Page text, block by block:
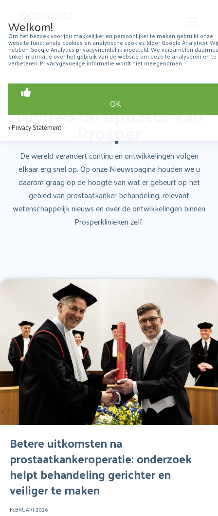
Welkom!
Om het bezoek voor jou makkelijker en persoonlijker te maken gebruikt onze
website functionele cookies en analytische cookies (door Google Analytics). Wij
hebben Google Analytics privacyvriendelijk ingesteld. We verzamelen
enkel informatie over het gebruik van de website om deze te analyseren en te
verbeteren. Privacygevoelige informatie wordt niet meegenomen.
OK
> Privacy Statement
Over Prosper
Patiëntervaringen
Resultaten
Nieuws
Contact
Zoeken
naar:
Home→AI en prostaatkanker
Nieuws en updates van
Prosper
De wereld verandert continu en ontwikkelingen volgen
elkaar erg snel op. Op onze Nieuwspagina houden we u
daarom graag op de hoogte van wat er gebeurt op het
gebied van prostaatkanker behandeling, relevant
wetenschappelijk nieuws en over de ontwikkelingen binnen
Prosperklinieken zelf.
Betere uitkomsten na
prostaatkankeroperatie: onderzoek
helpt behandeling gerichter en
veiliger te maken
FEBRUARI 2026